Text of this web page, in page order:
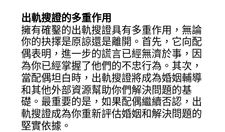
出軌搜證的多重作用
擁有確鑿的出軌搜證具有多重作用，無論
你的抉擇是原諒還是離開。首先，它向配
偶表明，進一步的謊言已經無濟於事，因
為你已經掌握了他們的不忠行為。其次，
當配偶坦白時，出軌搜證將成為婚姻輔導
和其他外部資源幫助你們解決問題的基
礎。最重要的是，如果配偶繼續否認，出
軌搜證成為你重新評估婚姻和解決問題的
堅實依據。